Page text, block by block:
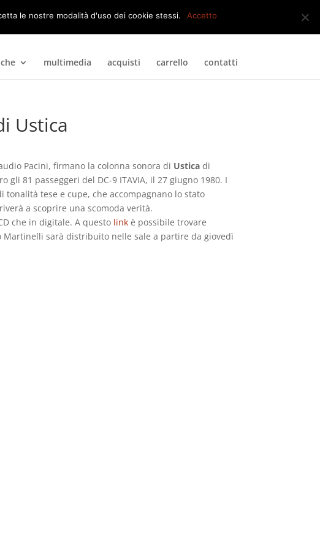
multimedia acquisti carrello contatti
Ustica
Pacini, firmano la colonna sonora di Ustica di
81 passeggeri del DC-9 ITAVIA, il 27 giugno 1980. I
tonalità tese e cupe, che accompagnano lo stato
a scoprire una scomoda verità.
che in digitale. A questo link è possibile trovare
Martinelli sarà distribuito nelle sale a partire da giovedì
le nostre modalità d'uso dei cookie stessi. Accetto